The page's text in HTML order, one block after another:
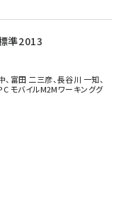
準2013
富田 二三彦、長谷川 一知、
モバイルM2Mワーキンググ